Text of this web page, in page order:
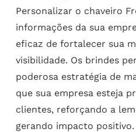
Personalizar o chaveiro
informações da sua
eficaz de fortalecer sua
visibilidade. Os brindes
poderosa estratégia de
que sua empresa esteja
clientes, reforçando a
gerando impacto positivo.